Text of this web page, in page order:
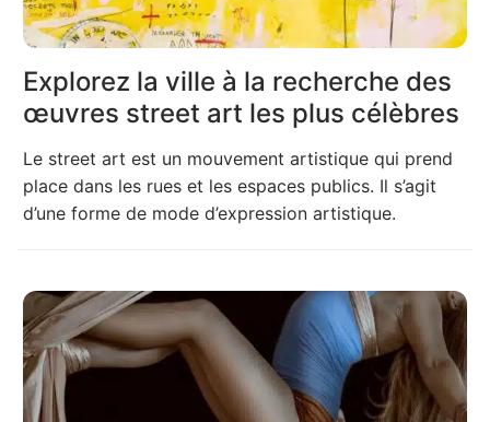
Explorez la ville à la recherche des
œuvres street art les plus célèbres
Le street art est un mouvement artistique qui prend
place dans les rues et les espaces publics. Il s’agit
d’une forme de mode d’expression artistique.